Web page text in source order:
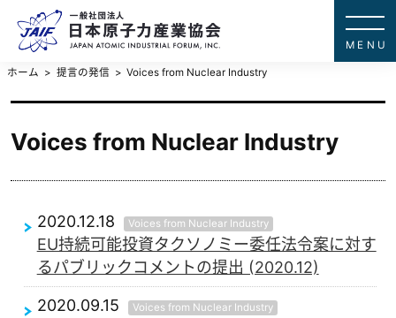
ホーム 提言の発信 Voices from Nuclear Industry
Voices from Nuclear Industry
2020.12.18 Voices from Nuclear Industry
EU持続可能投資タクソノミー委任法令案に対す
るパブリックコメントの提出 (2020.12)
2020.09.15 Voices from Nuclear Industry